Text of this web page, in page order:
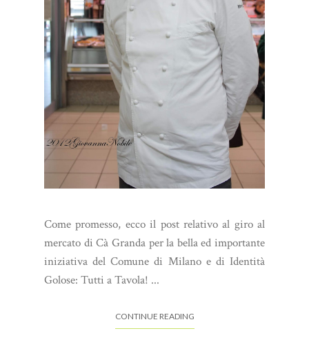
Come promesso, ecco il post relativo al giro al
mercato di Cà Granda per la bella ed importante
iniziativa del Comune di Milano e di Identità
Golose: Tutti a Tavola! ...
CONTINUE READING